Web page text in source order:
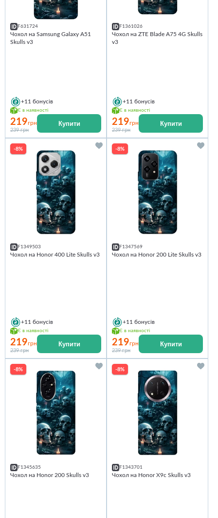
F631724
Чохол на Samsung Galaxy A51
Skulls v3
+11 бонусів
Є в наявності
219грн
239 грн
Купити
F1361026
Чохол на ZTE Blade A75 4G Skulls
v3
+11 бонусів
Є в наявності
219грн
239 грн
Купити
-8%
F1349503
Чохол на Honor 400 Lite Skulls v3
+11 бонусів
Є в наявності
219грн
239 грн
Купити
-8%
F1347569
Чохол на Honor 200 Lite Skulls v3
+11 бонусів
Є в наявності
219грн
239 грн
Купити
-8%
F1345635
Чохол на Honor 200 Skulls v3
-8%
F1343701
Чохол на Honor X9c Skulls v3